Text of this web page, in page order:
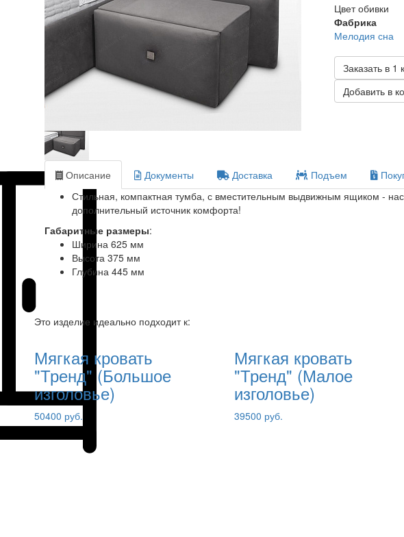
Цвет обивки
Фабрика
Мелодия сна
Заказать в 1
Добавить в
Описание Документы Доставка Подъем
Стильная, компактная тумба, с вместительным выдвижным ящиком -
дополнительный источник комфорта!
Габаритные размеры:
Ширина 625 мм
Высота 375 мм
Глубина 445 мм
Это изделие идеально подходит к:
Мягкая кровать
"Тренд" (Большое
изголовье)
50400 руб.
Мягкая кровать
"Тренд" (Малое
изголовье)
39500 руб.